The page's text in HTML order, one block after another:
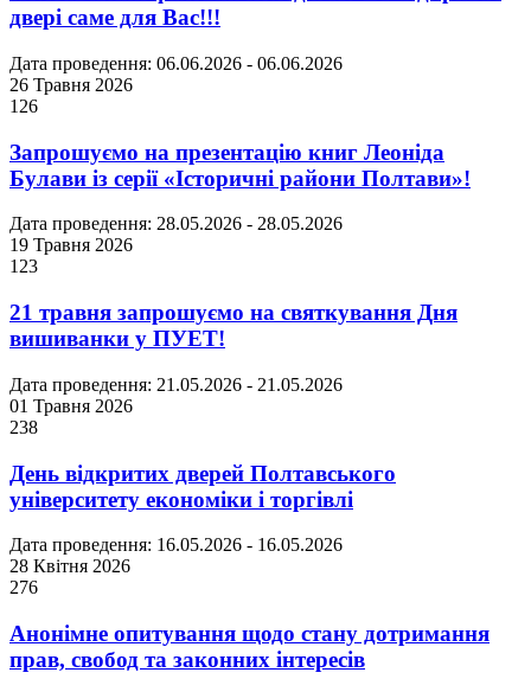
двері саме для Вас!!!
Дата проведення: 06.06.2026 - 06.06.2026
26 Травня 2026
126
Запрошуємо на презентацію книг Леоніда
Булави із серії «Історичні райони Полтави»!
Дата проведення: 28.05.2026 - 28.05.2026
19 Травня 2026
123
21 травня запрошуємо на святкування Дня
вишиванки у ПУЕТ!
Дата проведення: 21.05.2026 - 21.05.2026
01 Травня 2026
238
День відкритих дверей Полтавського
університету економіки і торгівлі
Дата проведення: 16.05.2026 - 16.05.2026
28 Квітня 2026
276
Анонімне опитування щодо стану дотримання
прав, свобод та законних інтересів